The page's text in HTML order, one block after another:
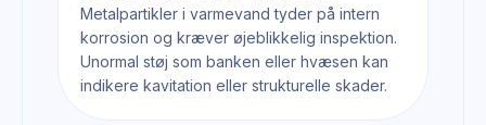
Metalpartikler i varmevand tyder på intern
korrosion og kræver øjeblikkelig inspektion.
Unormal støj som banken eller hvæsen kan
indikere kavitation eller strukturelle skader.